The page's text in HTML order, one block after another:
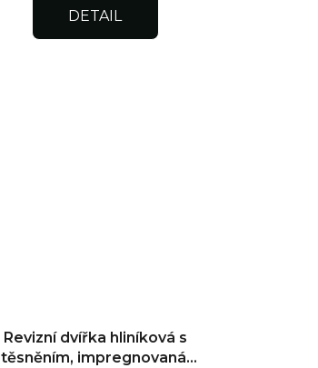
DETAIL
Revizní dvířka hliníková s
těsněním, impregnovaná,